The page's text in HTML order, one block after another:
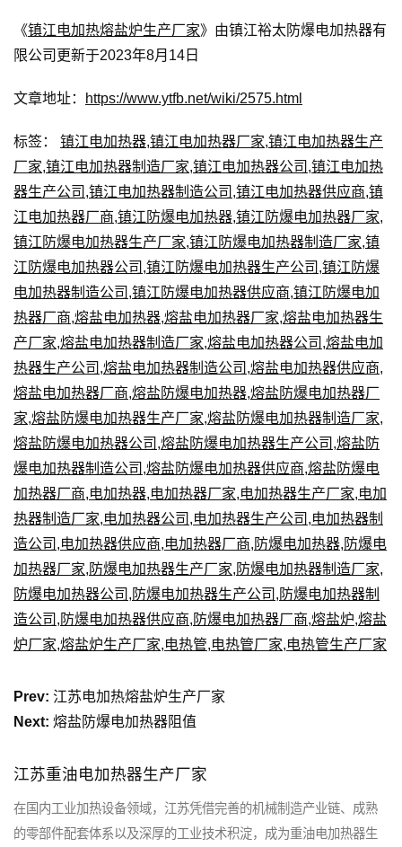
《镇江电加热熔盐炉生产厂家》由镇江裕太防爆电加热器有
限公司更新于2023年8月14日
文章地址： https://www.ytfb.net/wiki/2575.html
标签： 镇江电加热器,镇江电加热器厂家,镇江电加热器生产
厂家,镇江电加热器制造厂家,镇江电加热器公司 ,镇江电加热
器生产公司 ,镇江电加热器制造公司 ,镇江电加热器供应商,镇
江电加热器厂商,镇江防爆电加热器,镇江防爆电加热器厂家,
镇江防爆电加热器生产厂家,镇江防爆电加热器制造厂家,镇
江防爆电加热器公司 ,镇江防爆电加热器生产公司 ,镇江防爆
电加热器制造公司 ,镇江防爆电加热器供应商,镇江防爆电加
热器厂商,熔盐电加热器,熔盐电加热器厂家,熔盐电加热器生
产厂家,熔盐电加热器制造厂家,熔盐电加热器公司 ,熔盐电加
热器生产公司 ,熔盐电加热器制造公司 ,熔盐电加热器供应商,
熔盐电加热器厂商,熔盐防爆电加热器,熔盐防爆电加热器厂
家,熔盐防爆电加热器生产厂家,熔盐防爆电加热器制造厂家,
熔盐防爆电加热器公司 ,熔盐防爆电加热器生产公司 ,熔盐防
爆电加热器制造公司 ,熔盐防爆电加热器供应商,熔盐防爆电
加热器厂商,电加热器,电加热器厂家,电加热器生产厂家,电加
热器制造厂家,电加热器公司 ,电加热器生产公司 ,电加热器制
造公司 ,电加热器供应商,电加热器厂商, 防爆电加热器, 防爆电
加热器厂家, 防爆电加热器生产厂家, 防爆电加热器制造厂家,
防爆电加热器公司 , 防爆电加热器生产公司 , 防爆电加热器制
造公司 , 防爆电加热器供应商, 防爆电加热器厂商,熔盐炉,熔盐
炉厂家,熔盐炉生产厂家,电热管,电热管厂家,电热管生产厂家
Prev: 江苏电加热熔盐炉生产厂家
Next: 熔盐防爆电加热器阻值
江苏重油电加热器生产厂家
在国内工业加热设备领域，江苏凭借完善的机械制造产业链、成熟
的零部件配套体系以及深厚的工业技术积淀，成为重油电加热器生